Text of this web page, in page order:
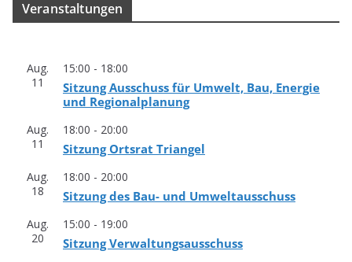
Ver­an­stal­tun­gen
Aug.
11
15:00 - 18:00
Sit­zung Aus­schuss für Umwelt, Bau, Ener­gie
und Regionalplanung
Aug.
11
18:00 - 20:00
Sit­zung Orts­rat Triangel
Aug.
18
18:00 - 20:00
Sit­zung des Bau- und Umweltausschuss
Aug.
20
15:00 - 19:00
Sit­zung Verwaltungsausschuss